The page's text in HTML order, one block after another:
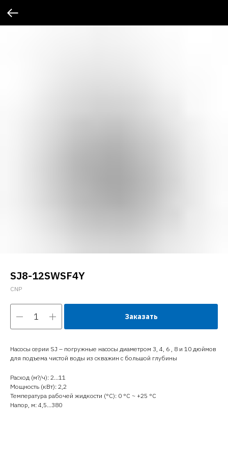
SJ8-12SWSF4Y
CNP
Заказать
Насосы серии SJ – погружные насосы диаметром 3, 4, 6 , 8 и 10 дюймов
для подъема чистой воды из скважин с большой глубины
Расход (м?/ч): 2…11
Мощность (кВт): 2,2
Температура рабочей жидкости (°C): 0 °С ~ +25 °С
Напор, м: 4,5…380